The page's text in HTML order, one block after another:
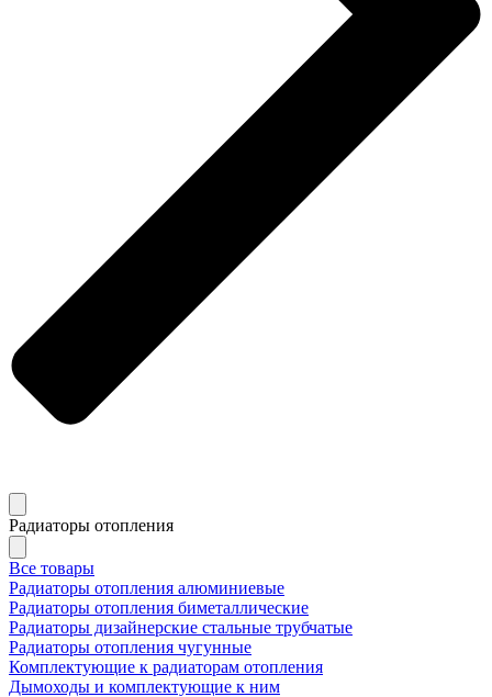
Радиаторы отопления
Все товары
Радиаторы отопления алюминиевые
Радиаторы отопления биметаллические
Радиаторы дизайнерские стальные трубчатые
Радиаторы отопления чугунные
Комплектующие к радиаторам отопления
Дымоходы и комплектующие к ним